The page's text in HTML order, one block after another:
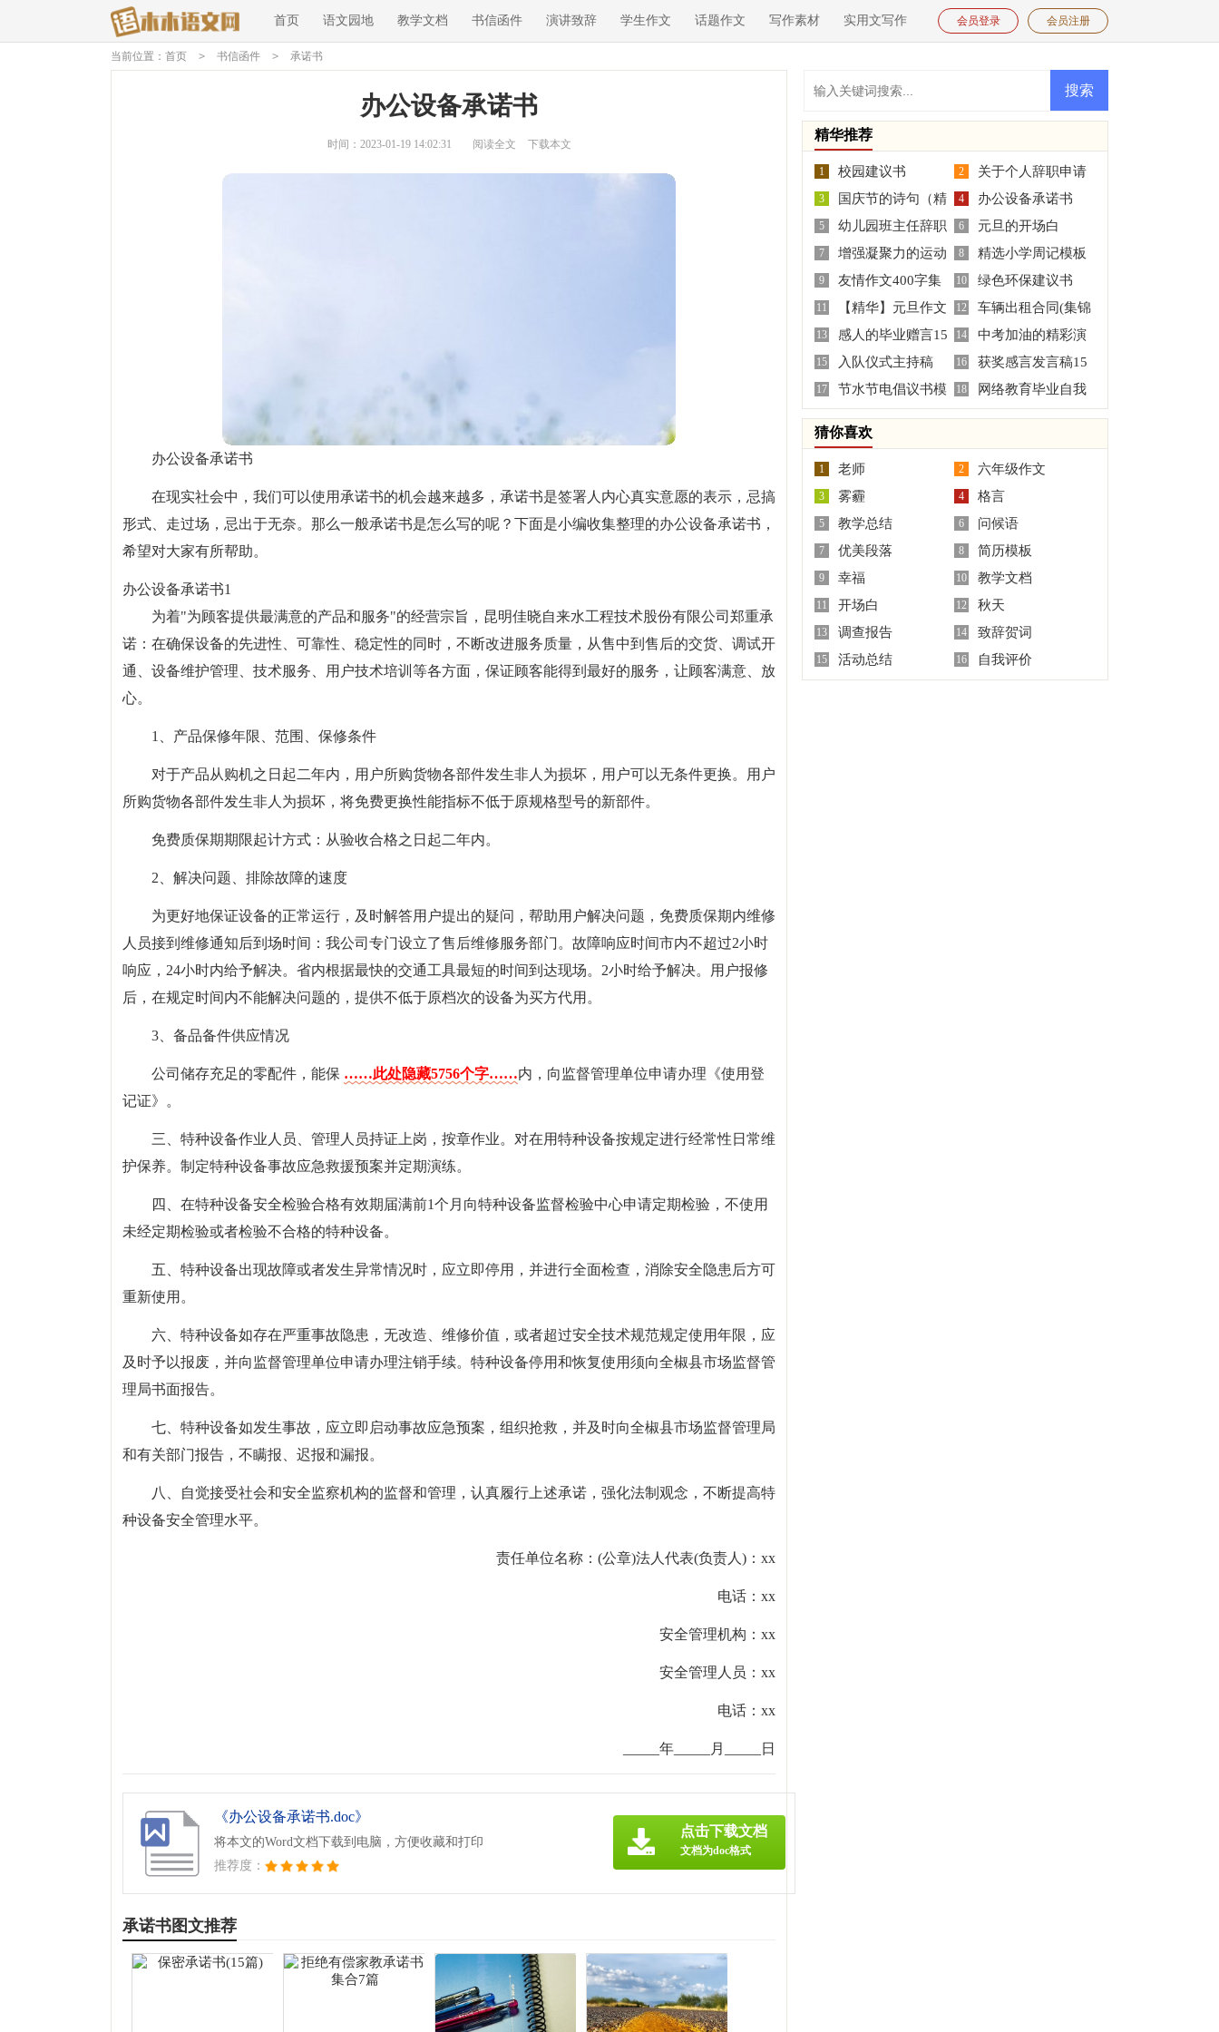
首页 语文园地 教学文档 书信函件 演讲致辞 学生作文 话题作文 写作素材 实用文写作 会员登录 会员注册
当前位置： 首页 > 书信函件 > 承诺书
办公设备承诺书
时间：2023-01-19 14:02:31 阅读全文 下载本文
办公设备承诺书
在现实社会中，我们可以使用承诺书的机会越来越多，承诺书是签署人内心真实意愿的表示，忌搞
形式、走过场，忌出于无奈。那么一般承诺书是怎么写的呢？下面是小编收集整理的办公设备承诺书，
希望对大家有所帮助。
办公设备承诺书1
为着"为顾客提供最满意的产品和服务"的经营宗旨，昆明佳晓自来水工程技术股份有限公司郑重承
诺：在确保设备的先进性、可靠性、稳定性的同时，不断改进服务质量，从售中到售后的交货、调试开
通、设备维护管理、技术服务、用户技术培训等各方面，保证顾客能得到最好的服务，让顾客满意、放
心。
1、产品保修年限、范围、保修条件
对于产品从购机之日起二年内，用户所购货物各部件发生非人为损坏，用户可以无条件更换。用户
所购货物各部件发生非人为损坏，将免费更换性能指标不低于原规格型号的新部件。
免费质保期期限起计方式：从验收合格之日起二年内。
2、解决问题、排除故障的速度
为更好地保证设备的正常运行，及时解答用户提出的疑问，帮助用户解决问题，免费质保期内维修
人员接到维修通知后到场时间：我公司专门设立了售后维修服务部门。故障响应时间市内不超过2小时
响应，24小时内给予解决。省内根据最快的交通工具最短的时间到达现场。2小时给予解决。用户报修
后，在规定时间内不能解决问题的，提供不低于原档次的设备为买方代用。
3、备品备件供应情况
公司储存充足的零配件，能保 ……此处隐藏5756个字……内，向监督管理单位申请办理《使用登
记证》。
三、特种设备作业人员、管理人员持证上岗，按章作业。对在用特种设备按规定进行经常性日常维
护保养。制定特种设备事故应急救援预案并定期演练。
四、在特种设备安全检验合格有效期届满前1个月向特种设备监督检验中心申请定期检验，不使用
未经定期检验或者检验不合格的特种设备。
五、特种设备出现故障或者发生异常情况时，应立即停用，并进行全面检查，消除安全隐患后方可
重新使用。
六、特种设备如存在严重事故隐患，无改造、维修价值，或者超过安全技术规范规定使用年限，应
及时予以报废，并向监督管理单位申请办理注销手续。特种设备停用和恢复使用须向全椒县市场监督管
理局书面报告。
七、特种设备如发生事故，应立即启动事故应急预案，组织抢救，并及时向全椒县市场监督管理局
和有关部门报告，不瞒报、迟报和漏报。
八、自觉接受社会和安全监察机构的监督和管理，认真履行上述承诺，强化法制观念，不断提高特
种设备安全管理水平。
责任单位名称：(公章)法人代表(负责人)：xx
电话：xx
安全管理机构：xx
安全管理人员：xx
电话：xx
_____年_____月_____日
《办公设备承诺书.doc》
将本文的Word文档下载到电脑，方便收藏和打印
推荐度：
点击下载文档
文档为doc格式
承诺书图文推荐
精华推荐
1 校园建议书 2
关于个人辞职申请
书模板集合10篇
3
国庆节的诗句（精
选70句）
4 办公设备承诺书
5
幼儿园班主任辞职
报告合集6篇
6 元旦的开场白
7
增强凝聚力的运动
会口号75条
8
精选小学周记模板
集锦六篇
9
友情作文400字集
合八篇
10 绿色环保建议书
11
【精华】元旦作文
300字三篇
12
车辆出租合同(集锦
15篇)
13
感人的毕业赠言15
篇
14
中考加油的精彩演
讲稿范文（通用24篇）
15 入队仪式主持稿 16
获奖感言发言稿15
篇
17
节水节电倡议书模
板汇总7篇
18
网络教育毕业自我
鉴定
猜你喜欢
1 老师 2 六年级作文
3 雾霾 4 格言
5 教学总结 6 问候语
7 优美段落 8 简历模板
9 幸福 10 教学文档
11 开场白 12 秋天
13 调查报告 14 致辞贺词
15 活动总结 16 自我评价